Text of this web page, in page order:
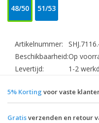
48/50 51/53
Artikelnummer:
Beschikbaarheid:Op
Levertijd:
1-2
5% Korting voor vaste
Gratisverzenden en retour